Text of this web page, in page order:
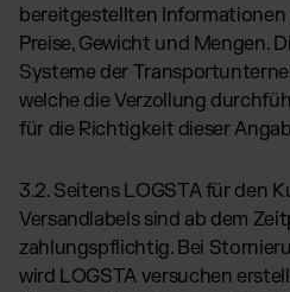
bereitgestellten Informationen
Preise, Gewicht und Mengen.
Systeme der
welche die Verzollung
für die Richtigkeit dieser
3.2. Seitens LOGSTA für den
Versandlabels sind ab dem
zahlungspflichtig. Bei
wird LOGSTA versuchen